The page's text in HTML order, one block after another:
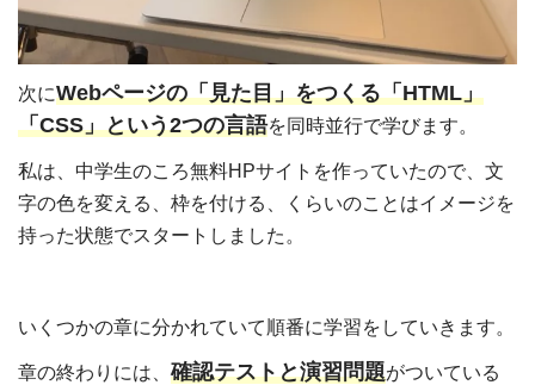
次にWebページの「見た目」をつくる「HTML」
「CSS」という2つの言語を同時並行で学びます。
私は、 中学生のころ無料HPサイトを作っていたので、文
字の色を変える、枠を付ける、くらいのことはイメージを
持った状態でスタートしました。
いくつかの章に分かれていて順番に学習をしていきます。
章の終わりには、 確認テストと演習問題がついている